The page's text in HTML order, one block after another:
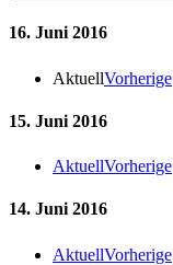
16. Juni 2016
AktuellVorherige
15. Juni 2016
AktuellVorherige
14. Juni 2016
AktuellVorherige